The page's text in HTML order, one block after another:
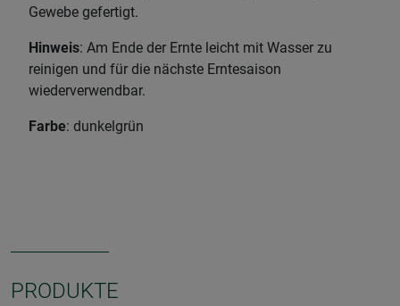
Gewebe gefertigt.
Hinweis: Am Ende der Ernte leicht mit Wasser zu
reinigen und für die nächste Erntesaison
wiederverwendbar.
Farbe: dunkelgrün
PRODUKTE